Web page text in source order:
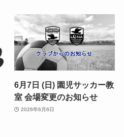
6月7日 (日) 園児サッカー教
室 会場変更のお知らせ
2026年6月6日